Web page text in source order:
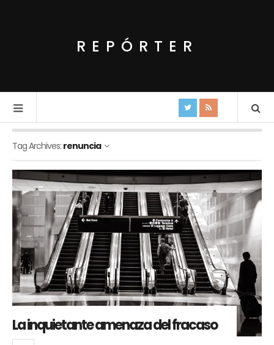
REPÓRTER
Tag Archives: renuncia
La inquietante amenaza del fracaso